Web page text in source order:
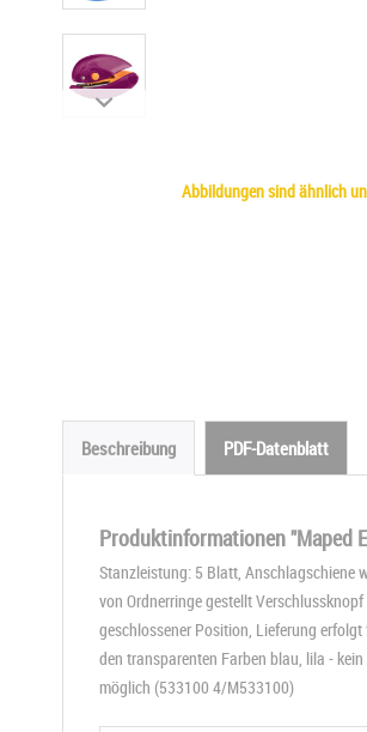
Abbildungen sind ähnlich
Beschreibung PDF-Datenblatt
Produktinformationen "Maped
Stanzleistung: 5 Blatt, Anschlagschiene
von Ordnerringe gestellt
geschlossener Position, Lieferung
den transparenten Farben blau, lila -
möglich (533100 4/M533100)